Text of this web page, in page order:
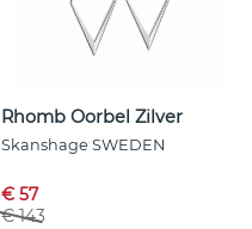
Rhomb Oorbel Zilver
Skanshage SWEDEN
€ 57
€ 143